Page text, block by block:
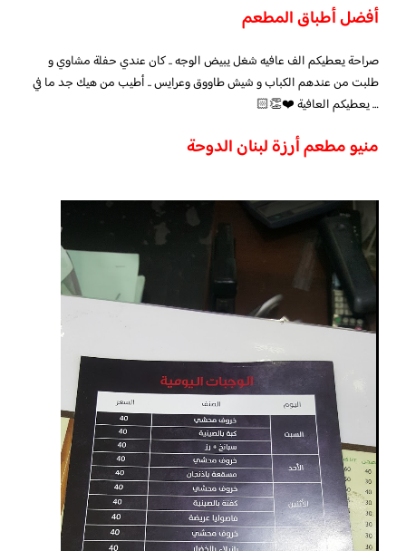
أفضل أطباق المطعم
صراحة يعطيكم الف عافيه شغل يبيض الوجه .. كان عندي حفلة مشاوي و
طلبت من عندهم الكباب و شيش طاووق وعرايس .. أطيب من هيك جد ما في
… يعطيكم العافية ❤️👏🏻
منيو مطعم أرزة لبنان الدوحة